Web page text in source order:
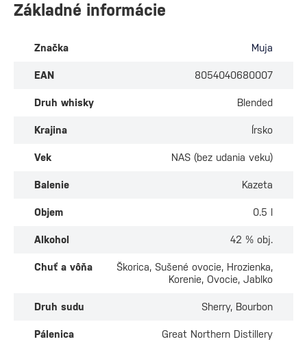
Základné informácie
Značka Muja
EAN 8054040680007
Druh whisky Blended
Krajina Írsko
Vek NAS (bez udania veku)
Balenie Kazeta
Objem 0.5 l
Alkohol 42 % obj.
Chuť a vôňa
Škorica, Sušené ovocie, Hrozienka,
Korenie, Ovocie, Jablko
Druh sudu Sherry, Bourbon
Pálenica Great Northern Distillery